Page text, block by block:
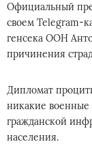
Официальный
своем Telegram-
генсека ООН
причинения
Дипломат
никакие военные
гражданской
населения.